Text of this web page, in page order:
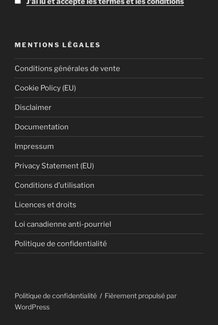
MENTIONS LÉGALES
Conditions générales de vente
Cookie Policy (EU)
Disclaimer
Documentation
Impressum
Privacy Statement (EU)
Conditions d’utilisation
Licences et droits
Loi canadienne anti-pourriel
Politique de confidentialité
Politique de confidentialité
Fièrement propulsé par
WordPress